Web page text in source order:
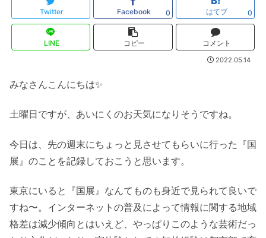
Twitter Facebook 0 はてブ 0
LINE コピー コメント
2022.05.14
みなさんこんにちは✨
土曜日ですが、あいにくのお天気になりそうですね。
今日は、先の週末にちょっと見させてもらいに行った『国
展』のことを記録しておこうと思います。
東京にいると『国展』なんてものも身近で見られて良いで
すね〜。インターネットの普及によって情報に関する地域
格差は減少傾向とはいえど、やっぱりこのような芸術だっ